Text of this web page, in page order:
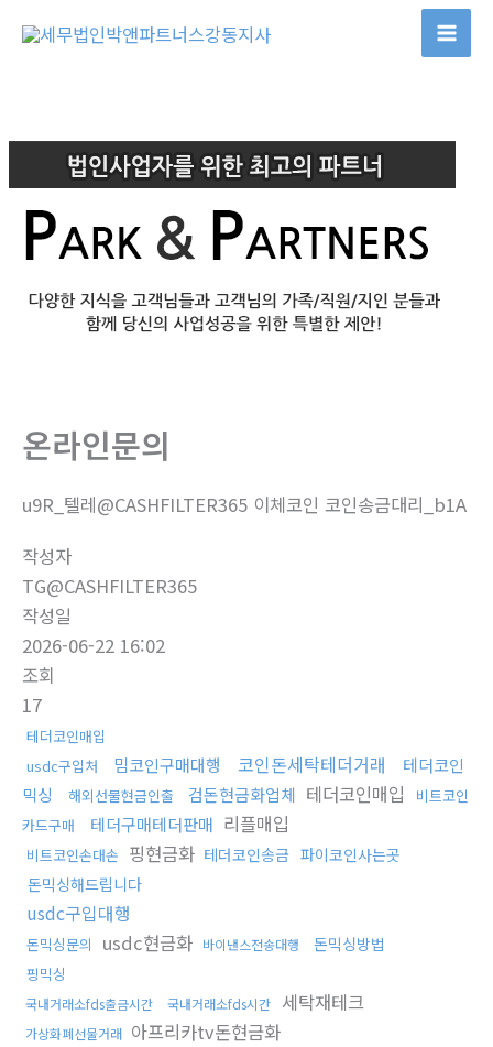
뛰
온라인문의
u9R_텔레@CASHFILTER365 이체코인 코인송금대리_b1A
작성자
TG@CASHFILTER365
작성일
2026-06-22 16:02
조회
17
테더코인매입
usdc구입처
밈코인구매대행 코인돈세탁테더거래
테더코인
믹싱
해외선물현금인출 검돈현금화업체 테더코인매입
비트코인
카드구매
테더구매테더판매 리플매입
비트코인손대손 핑현금화 테더코인송금 파이코인사는곳
돈믹싱해드립니다
usdc구입대행
돈믹싱문의 usdc현금화 바이낸스전송대행 돈믹싱방법
핑믹싱
국내거래소fds출금시간 국내거래소fds시간 세탁재테크
가상화폐선물거래 아프리카tv돈현금화